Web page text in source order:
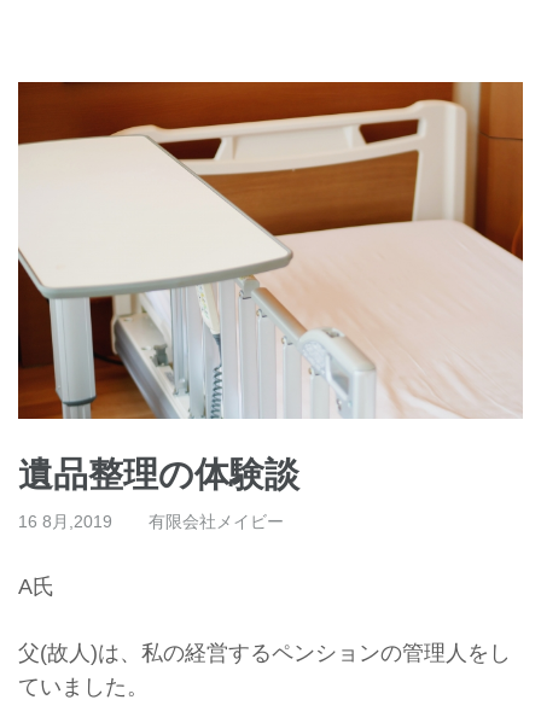
遺品整理の体験談
16 8月,2019 有限会社メイビー
A氏
父(故人)は、私の経営するペンションの管理人をし
ていました。